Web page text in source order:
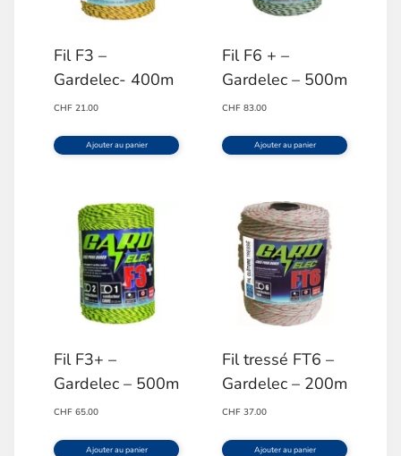
Fil F3 –
Gardelec- 400m
CHF 21.00
Ajouter au panier
Fil F6 + –
Gardelec – 500m
CHF 83.00
Ajouter au panier
Fil F3+ –
Gardelec – 500m
CHF 65.00
Ajouter au panier
Fil tressé FT6 –
Gardelec – 200m
CHF 37.00
Ajouter au panier